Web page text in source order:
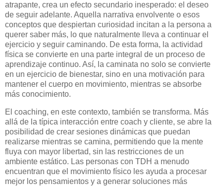
atrapante, crea un efecto secundario inesperado: el deseo
de seguir adelante. Aquella narrativa envolvente o esos
conceptos que despiertan curiosidad incitan a la persona a
querer saber más, lo que naturalmente lleva a continuar el
ejercicio y seguir caminando. De esta forma, la actividad
física se convierte en una parte integral de un proceso de
aprendizaje continuo. Así, la caminata no solo se convierte
en un ejercicio de bienestar, sino en una motivación para
mantener el cuerpo en movimiento, mientras se absorbe
más conocimiento.
El coaching, en este contexto, también se transforma. Más
allá de la típica interacción entre coach y cliente, se abre la
posibilidad de crear sesiones dinámicas que puedan
realizarse mientras se camina, permitiendo que la mente
fluya con mayor libertad, sin las restricciones de un
ambiente estático. Las personas con TDH a menudo
encuentran que el movimiento físico les ayuda a procesar
mejor los pensamientos y a generar soluciones más